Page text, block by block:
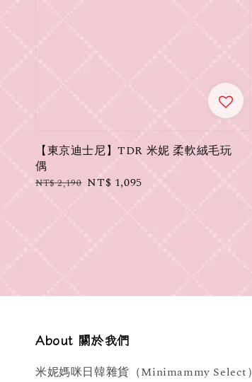
【東京迪士尼】TDR 米妮 柔軟絨毛玩
偶
Regular
NT$ 2,190 Sale
NT$ 1,095
About 關於我們
米妮媽咪日韓雜貨（Minimammy Select）